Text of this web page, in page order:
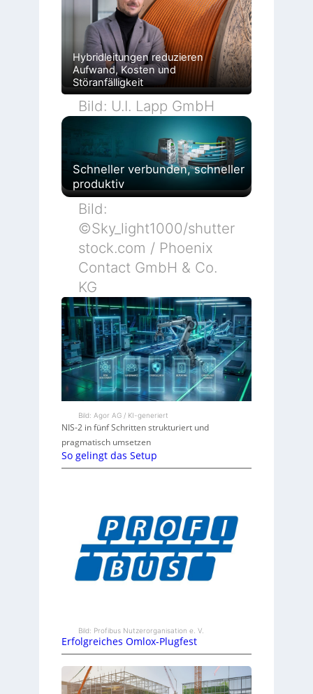
h
n
n
g
e
n
Hybridleitungen reduzieren
Aufwand, Kosten und
Störanfälligkeit
Bild: U.I. Lapp GmbH
Schneller verbunden, schneller
produktiv
Bild:
©Sky_light1000/shutter
stock.com / Phoenix
Contact GmbH & Co.
KG
Bild: Agor AG / KI-generiert
NIS-2 in fünf Schritten strukturiert und
pragmatisch umsetzen
So gelingt das Setup
Bild: Profibus Nutzerorganisation e. V.
Erfolgreiches Omlox-Plugfest